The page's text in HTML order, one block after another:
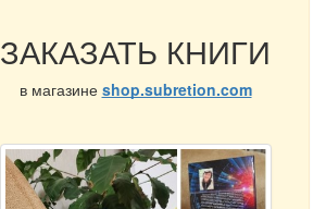
ЗАКАЗАТЬ КНИГИ
в магазине shop.subretion.com